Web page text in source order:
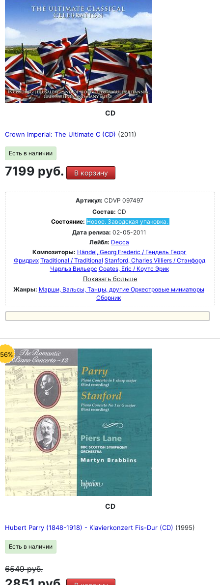
CD
Crown Imperial: The Ultimate C (CD) (2011)
Есть в наличии
7199 руб. В корзину
Артикул: CDVP 097497
Состав: CD
Состояние: Новое. Заводская упаковка.
Дата релиза: 02-05-2011
Лейбл: Decca
Композиторы: Händel, Georg Frederic / Гендель Георг
Фридрих Traditional / Traditional Stanford, Charles Villiers / Стэнфорд
Чарльз Вильерс Coates, Eric / Коутс Эрик
Показать больше
Жанры: Марши, Вальсы, Танцы, другие Оркестровые миниатюры
Сборник
CD
Hubert Parry (1848-1918) - Klavierkonzert Fis-Dur (CD) (1995)
Есть в наличии
6549руб.